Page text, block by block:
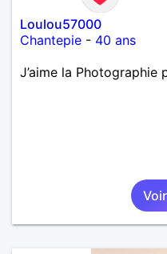
Loulou57000
Chantepie - 40 ans
J’aime la Photographie